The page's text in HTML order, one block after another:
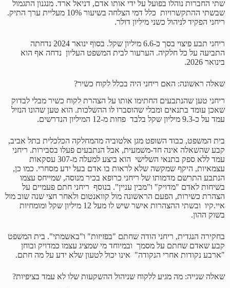
שתי החברות נוהלו בפועל על ידי אותו אדם, דניאל ארד. מנגנון התגמול
שבשתי ההתקשרויות כלל דמי הצלחה בשיעור 10% מעליית ערך התיק.
ריחני הפקיד לניהול כשני מיליון דולר.
ריחני תבע פיצוי בסך כ-6.6 מיליון שקל. בסוף ינואר 2024 נדחתה
התביעה על כל חלקיה. הערעור לבית המשפט העליון נדחה אף הוא
בינואר 2026.
שאלה ראשונה: האם ריחני היה בכלל לקוח כשיר?
ריחני טען שהנתבעים החתימו אותו על הצהרת לקוח כשיר מבלי לבדוק
שאכן עומד בתנאים ומבלי שהוסברו לו ההשלכות. הוא טען שהונו הנזיל
עמד על כ-9.3 מיליון שקל בלבד פחות מ-12 המיליון הנדרשים.
בית המשפט, כבוד השופט מגן אלטוביה מהמחלקה הכלכלית בתל אביב,
קבע שהשאלה אינה חד-משמעית, אבל הנתבעים פעלו בסבירות. ריחני
עמד ללא ספק בתנאי השלישי הוא ביצע למעלה מ-307 עסקאות
עצמאיות, היקף שמקשה שלא לראות בו אדם בעל ידע מסחרי. כמו כן,
הנתבע התרשם מדמותו של ריחני כרופא בכיר מנוסה, שמייחס עצמו
בשיחות לאדם "מדויק" ו"מבין עניין". בנוסף ריחני חתם פעמיים על
הצהרת כשירות, הפעם הראשונה מול קוואנטום ולאחר חצי שנה שוב מול
איי.קיו ובשתי ההצהרות אישר שיש לו מעל 12 מיליון שקל ומומחיות
בשוק ההון.
בחקירה הנגדית, ריחני הודה שחתם "בפזיזות" ו"באשמתי". בית המשפט
קבע שאדם שחתם על מסמך ובמיוחד מי שמציג עצמו כמדויק ובוחן
"ארבע נקודות אחרי הנקודה" אינו יכול לטעון שלא ידע על מה חתם.
שאלה שנייה: מה מגיע ללקוח שניהול ההשקעות שלו לא עמד בציפיות?